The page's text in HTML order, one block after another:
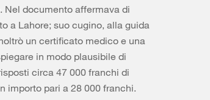
Nel documento affermava di
a Lahore; suo cugino, alla guida
un certificato medico e una
in modo plausibile di
circa 47 000 franchi di
importo pari a 28 000 franchi.